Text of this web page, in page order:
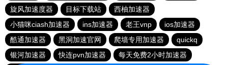
旋风加速度器
目标下载站
西柚加速器
小猫咪ciash加速器
ins加速器 老王vnp
ios加速器
酷通加速器
黑洞加速官网 爬墙专用加速器
quickq
银河加速器
快连pvn加速器 每天免费2小时加速器